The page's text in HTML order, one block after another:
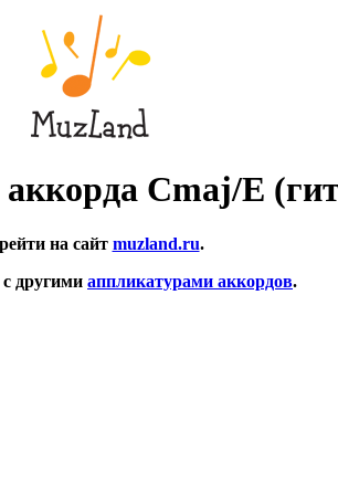
Cmaj/E
на сайт muzland.ru.
другими аппликатурами аккордов.